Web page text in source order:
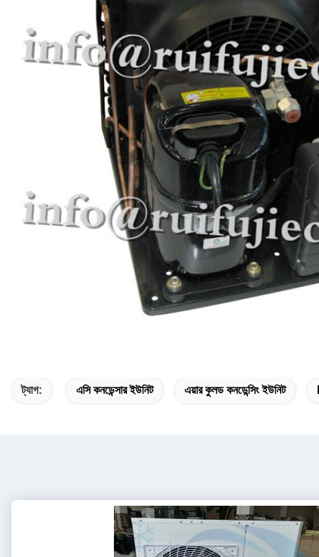
ট্যাগ: এসি কনডেন্সার ইউনিট এয়ার কুলড কনডেন্সিং ইউনিট